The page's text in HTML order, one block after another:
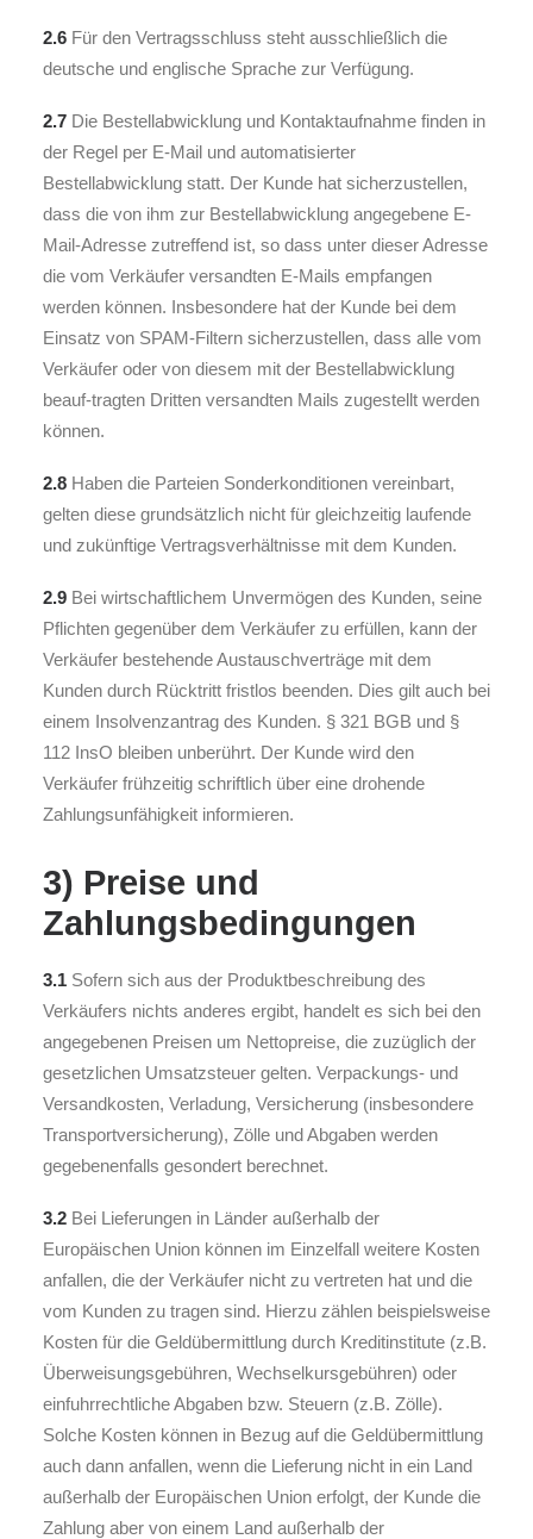
2.6 Für den Vertragsschluss steht ausschließlich die
deutsche und englische Sprache zur Verfügung.
2.7 Die Bestellabwicklung und Kontaktaufnahme finden in
der Regel per E-Mail und automatisierter
Bestellabwicklung statt. Der Kunde hat sicherzustellen,
dass die von ihm zur Bestellabwicklung angegebene E-
Mail-Adresse zutreffend ist, so dass unter dieser Adresse
die vom Verkäufer versandten E-Mails empfangen
werden können. Insbesondere hat der Kunde bei dem
Einsatz von SPAM-Filtern sicherzustellen, dass alle vom
Verkäufer oder von diesem mit der Bestellabwicklung
beauf-tragten Dritten versandten Mails zugestellt werden
können.
2.8 Haben die Parteien Sonderkonditionen vereinbart,
gelten diese grundsätzlich nicht für gleichzeitig laufende
und zukünftige Vertragsverhältnisse mit dem Kunden.
2.9 Bei wirtschaftlichem Unvermögen des Kunden, seine
Pflichten gegenüber dem Verkäufer zu erfüllen, kann der
Verkäufer bestehende Austauschverträge mit dem
Kunden durch Rücktritt fristlos beenden. Dies gilt auch bei
einem Insolvenzantrag des Kunden. § 321 BGB und §
112 InsO bleiben unberührt. Der Kunde wird den
Verkäufer frühzeitig schriftlich über eine drohende
Zahlungsunfähigkeit informieren.
3) Preise und
Zahlungsbedingungen
3.1 Sofern sich aus der Produktbeschreibung des
Verkäufers nichts anderes ergibt, handelt es sich bei den
angegebenen Preisen um Nettopreise, die zuzüglich der
gesetzlichen Umsatzsteuer gelten. Verpackungs- und
Versandkosten, Verladung, Versicherung (insbesondere
Transportversicherung), Zölle und Abgaben werden
gegebenenfalls gesondert berechnet.
3.2 Bei Lieferungen in Länder außerhalb der
Europäischen Union können im Einzelfall weitere Kosten
anfallen, die der Verkäufer nicht zu vertreten hat und die
vom Kunden zu tragen sind. Hierzu zählen beispielsweise
Kosten für die Geldübermittlung durch Kreditinstitute (z.B.
Überweisungsgebühren, Wechselkursgebühren) oder
einfuhrrechtliche Abgaben bzw. Steuern (z.B. Zölle).
Solche Kosten können in Bezug auf die Geldübermittlung
auch dann anfallen, wenn die Lieferung nicht in ein Land
außerhalb der Europäischen Union erfolgt, der Kunde die
Zahlung aber von einem Land außerhalb der